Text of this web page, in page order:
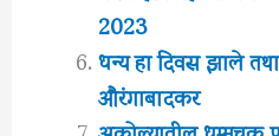
2023
धन्य हा दिवस झाले
औरंगाबादकर